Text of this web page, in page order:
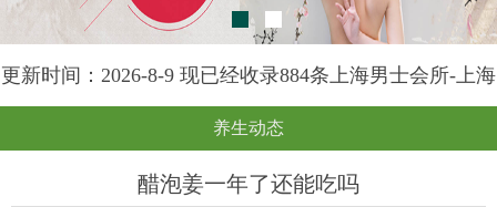
更新时间：2026-8-9 现已经收录884条上海男士会所-上海
榕苑养生网信息
养生动态
醋泡姜一年了还能吃吗